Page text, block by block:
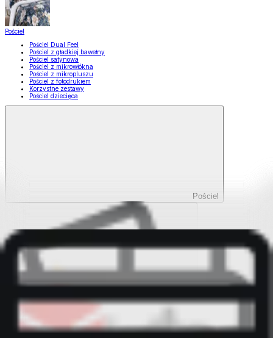
Pościel
Pościel Dual Feel
Pościel z gładkiej bawełny
Pościel satynowa
Pościel z mikrowłókna
Pościel z mikropluszu
Pościel z fotodrukiem
Korzystne zestawy
Pościel dziecięca
Pościel
Pokaż wszystko